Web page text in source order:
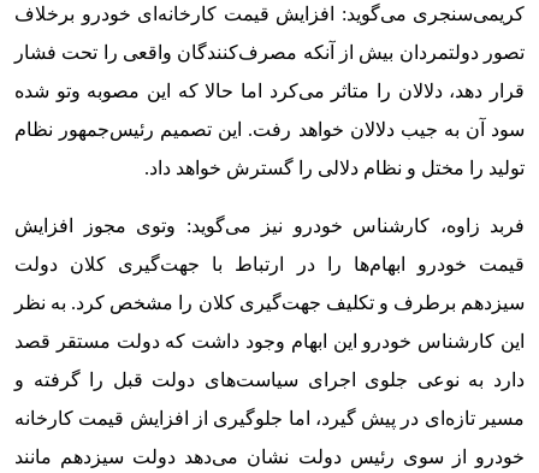
کریمی‌سنجری می‌گوید: افزایش قیمت کارخانه‌ای خودرو برخلاف
تصور دولتمردان بیش از آنکه مصرف‌کنندگان واقعی را تحت فشار
قرار دهد، دلالان را متاثر می‌کرد اما حالا که این مصوبه وتو شده
سود آن به جیب دلالان خواهد رفت. این تصمیم رئیس‌جمهور نظام
تولید را مختل و نظام دلالی را گسترش خواهد داد.
فربد زاوه، کارشناس خودرو نیز می‌گوید: وتوی مجوز افزایش
قیمت خودرو ابهام‌ها را در ارتباط با جهت‌گیری کلان دولت
سیزدهم بر‌طرف و تکلیف جهت‌گیری کلان را مشخص کرد. به نظر
این کارشناس خودرو این ابهام وجود داشت که دولت مستقر قصد
دارد به نوعی جلوی اجرای سیاست‌های دولت قبل را گرفته و
مسیر تازه‌ای در پیش گیرد، اما جلوگیری از افزایش قیمت کارخانه
خودرو از سوی رئیس دولت نشان می‌دهد دولت سیزدهم ‌مانند